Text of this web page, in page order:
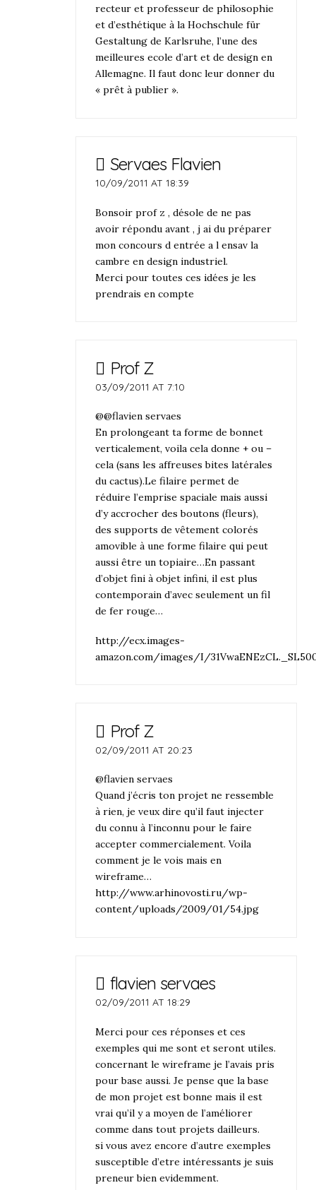
recteur et professeur de philosophie
et d’esthétique à la Hochschule für
Gestaltung de Karlsruhe, l’une des
meilleures ecole d’art et de design en
Allemagne. Il faut donc leur donner du
« prêt à publier ».
Servaes Flavien
10/09/2011 AT 18:39
Bonsoir prof z , désole de ne pas
avoir répondu avant , j ai du préparer
mon concours d entrée a l ensav la
cambre en design industriel.
Merci pour toutes ces idées je les
prendrais en compte
Prof Z
03/09/2011 AT 7:10
@@flavien servaes
En prolongeant ta forme de bonnet
verticalement, voila cela donne + ou –
cela (sans les affreuses bites latérales
du cactus).Le filaire permet de
réduire l’emprise spaciale mais aussi
d’y accrocher des boutons (fleurs),
des supports de vêtement colorés
amovible à une forme filaire qui peut
aussi être un topiaire…En passant
d’objet fini à objet infini, il est plus
contemporain d’avec seulement un fil
de fer rouge…
http://ecx.images-
amazon.com/images/I/
Prof Z
02/09/2011 AT 20:23
@flavien servaes
Quand j’écris ton projet ne ressemble
à rien, je veux dire qu’il faut injecter
du connu à l’inconnu pour le faire
accepter commercialement. Voila
comment je le vois mais en
wireframe…
http://www.arhinovosti.ru/wp-
content/uploads/2009/01/54.jpg
flavien servaes
02/09/2011 AT 18:29
Merci pour ces réponses et ces
exemples qui me sont et seront utiles.
concernant le wireframe je l’avais pris
pour base aussi. Je pense que la base
de mon projet est bonne mais il est
vrai qu’il y a moyen de l’améliorer
comme dans tout projets dailleurs.
si vous avez encore d’autre exemples
susceptible d’etre intéressants je suis
preneur bien evidemment.